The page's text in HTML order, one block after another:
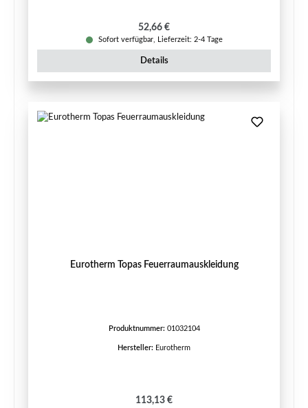
Regulärer Preis:
52,66 €
Sofort verfügbar, Lieferzeit: 2-4 Tage
Details
Eurotherm Topas Feuerraumauskleidung
Produktnummer: 01032104
Hersteller: Eurotherm
Regulärer Preis:
113,13 €